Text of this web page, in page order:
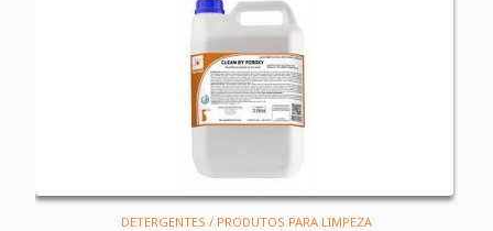
DETERGENTES / PRODUTOS PARA LIMPEZA